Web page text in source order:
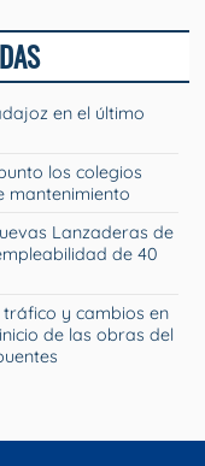
en el último
los colegios
mantenimiento
Lanzaderas de
de 40
y cambios en
de las obras del